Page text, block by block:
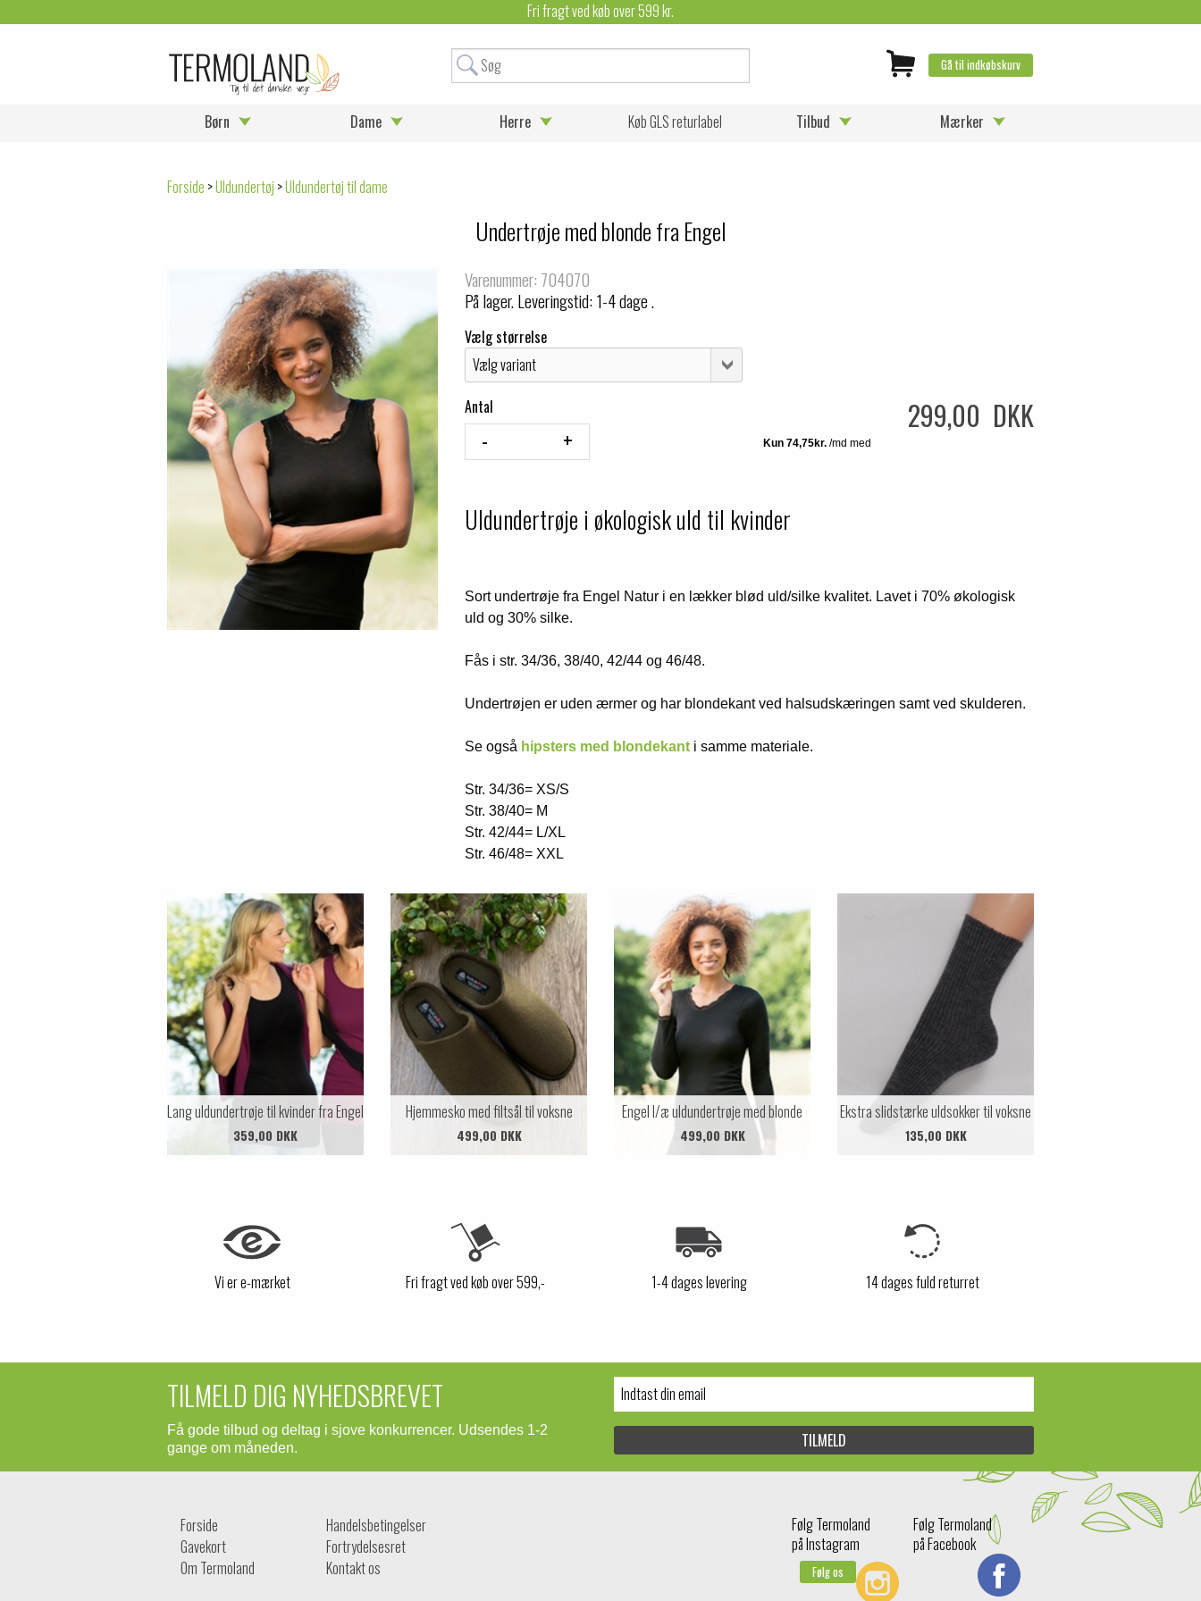
Fri fragt ved køb over 599 kr.
Gå til indkøbskurv
Børn Dame Herre Køb GLS returlabel Tilbud Mærker
Forside >Uldundertøj >Uldundertøj til dame
Undertrøje med blonde fra Engel
Varenummer: 704070
På lager. Leveringstid: 1-4 dage .
Vælg størrelse
Antal 299,00 DKK
Uldundertrøje i økologisk uld til kvinder
Sort undertrøje fra Engel Natur i en lækker blød uld/silke kvalitet. Lavet i 70% økologisk
uld og 30% silke.
Fås i str. 34/36, 38/40, 42/44 og 46/48.
Undertrøjen er uden ærmer og har blondekant ved halsudskæringen samt ved skulderen.
Se også hipsters med blondekant i samme materiale.
Str. 34/36= XS/S
Str. 38/40= M
Str. 42/44= L/XL
Str. 46/48= XXL
Lang uldundertrøje til kvinder fra Engel
359,00 DKK
Hjemmesko med filtsål til voksne
499,00 DKK
Engel l/æ uldundertrøje med blonde
499,00 DKK
Ekstra slidstærke uldsokker til voksne
135,00 DKK
Vi er e-mærket Fri fragt ved køb over 599,- 1-4 dages levering 14 dages fuld returret
TILMELD DIG NYHEDSBREVET
Få gode tilbud og deltag i sjove konkurrencer. Udsendes 1-2
gange om måneden.
Forside
Gavekort
Om Termoland
Handelsbetingelser
Fortrydelsesret
Kontakt os
Følg Termoland
på Facebook
Følg Termoland
på Instagram
Følg os